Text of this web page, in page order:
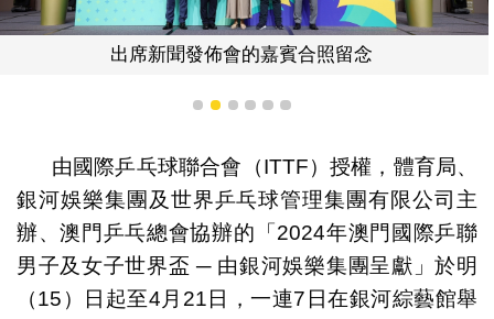
出席新聞發佈會的嘉賓合照留念
1 2 3 4 5 6
由國際乒乓球聯合會（ITTF）授權，體育局、
銀河娛樂集團及世界乒乓球管理集團有限公司主
辦、澳門乒乓總會協辦的「2024年澳門國際乒聯
男子及女子世界盃 ─ 由銀河娛樂集團呈獻」於明
（15）日起至4月21日，一連7日在銀河綜藝館舉